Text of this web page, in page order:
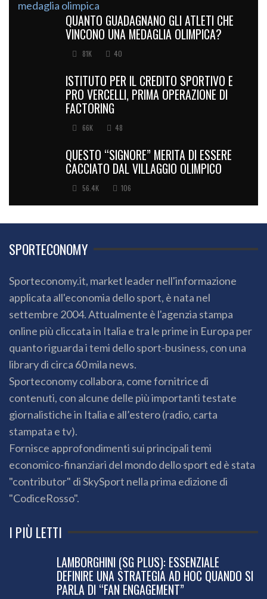
QUANTO GUADAGNANO GLI ATLETI CHE
VINCONO UNA MEDAGLIA OLIMPICA?
81K 40
ISTITUTO PER IL CREDITO SPORTIVO E
PRO VERCELLI, PRIMA OPERAZIONE DI
FACTORING
66K 48
QUESTO “SIGNORE” MERITA DI ESSERE
CACCIATO DAL VILLAGGIO OLIMPICO
56.4K 106
SPORTECONOMY
Sporteconomy.it, market leader nell'informazione
applicata all'economia dello sport, è nata nel
settembre 2004. Attualmente è l'agenzia stampa
online più cliccata in Italia e tra le prime in Europa per
quanto riguarda i temi dello sport-business, con una
library di circa 60 mila news.
Sporteconomy collabora, come fornitrice di
contenuti, con alcune delle più importanti testate
giornalistiche in Italia e all’estero (radio, carta
stampata e tv).
Fornisce approfondimenti sui principali temi
economico-finanziari del mondo dello sport ed è stata
"contributor" di SkySport nella prima edizione di
"CodiceRosso".
I PIÙ LETTI
LAMBORGHINI (SG PLUS): ESSENZIALE
DEFINIRE UNA STRATEGIA AD HOC QUANDO SI
PARLA DI “FAN ENGAGEMENT”